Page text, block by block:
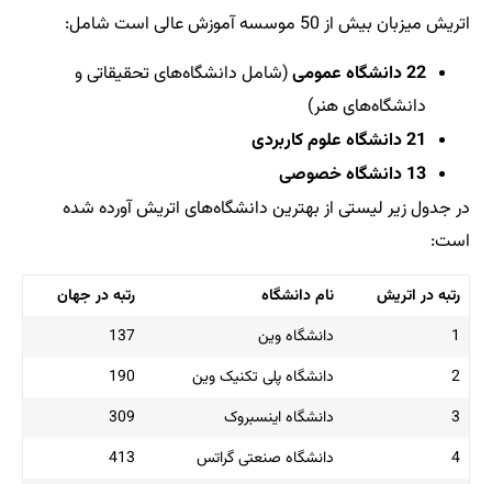
اتریش میزبان بیش از 50 موسسه آموزش عالی است شامل:
22 دانشگاه عمومی
(شامل دانشگاه‌های تحقیقاتی و
دانشگاه‌های هنر)
21 دانشگاه علوم کاربردی
13 دانشگاه خصوصی
در جدول زیر لیستی از بهترین دانشگاه‌های اتریش آورده شده
است:
رتبه در اتریش نام دانشگاه
رتبه در جهان
1
دانشگاه وین
137
2
دانشگاه پلی تکنیک وین
190
3
دانشگاه اینسبروک
309
4
دانشگاه صنعتی گراتس
413